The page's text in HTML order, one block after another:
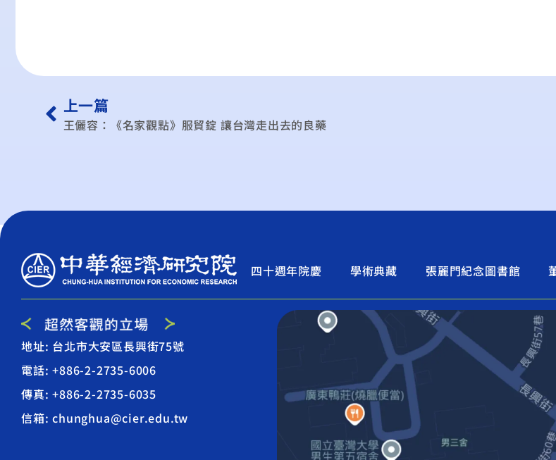
上一篇
王儷容：《名家觀點》服貿錠 讓台灣走出去的良藥
四十週年院慶 學術典藏 張麗門紀念圖書館
地址: 台北市大安區長興街75號
電話: +886-2-2735-6006
傳真: +886-2-2735-6035
信箱: chunghua@cier.edu.tw